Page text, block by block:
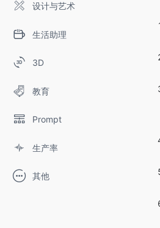
设计与艺术
生活助理
3D
教育
Prompt
生产率
其他